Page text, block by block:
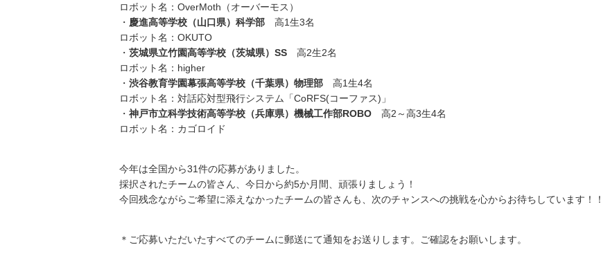
ロボット名：OverMoth（オーバーモス）
・ 慶進高等学校（山口県）科学部 高1生3名
ロボット名：OKUTO
・ 茨城県立竹園高等学校（茨城県）SS 高2生2名
ロボット名：higher
・ 渋谷教育学園幕張高等学校（千葉県）物理部 高1生4名
ロボット名：対話応対型飛行システム「CoRFS(コーファス)」
・ 神戸市立科学技術高等学校（兵庫県）機械工作部ROBO 高2～高3生4名
ロボット名：カゴロイド
今年は全国から31件の応募がありました。
採択されたチームの皆さん、今日から約5か月間、頑張りましょう！
今回残念ながらご希望に添えなかったチームの皆さんも、次のチャンスへの挑戦を心からお待ちしています！！
＊ご応募いただいたすべてのチームに郵送にて通知をお送りします。ご確認をお願いします。